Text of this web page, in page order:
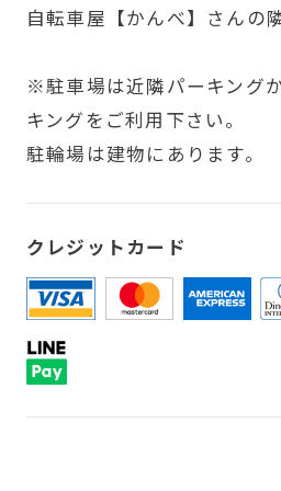
自転車屋【かんべ】さんの隣
※駐車場は近隣パーキング
キングをご利用下さい。
駐輪場は建物にあります。
クレジットカード